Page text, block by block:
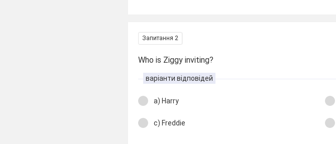
Запитання 2
Who is Ziggy inviting?
варіанти відповідей
a) Harry
c) Freddie